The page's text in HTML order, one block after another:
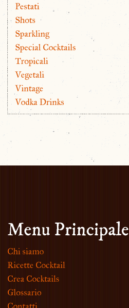
Pestati
Shots
Sparkling
Special Cocktails
Tropicali
Vegetali
Vintage
Vodka Drinks
Menu Principale
Chi siamo
Ricette Cocktail
Crea Cocktails
Glossario
Contatti